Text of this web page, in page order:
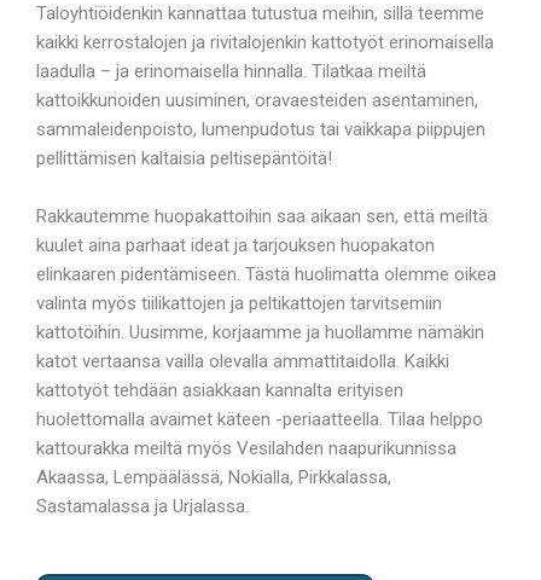
Taloyhtiöidenkin kannattaa tutustua meihin, sillä teemme
kaikki kerrostalojen ja rivitalojenkin kattotyöt erinomaisella
laadulla – ja erinomaisella hinnalla. Tilatkaa meiltä
kattoikkunoiden uusiminen, oravaesteiden asentaminen,
sammaleidenpoisto, lumenpudotus tai vaikkapa piippujen
pellittämisen kaltaisia peltisepäntöitä!
Rakkautemme huopakattoihin saa aikaan sen, että meiltä
kuulet aina parhaat ideat ja tarjouksen huopakaton
elinkaaren pidentämiseen. Tästä huolimatta olemme oikea
valinta myös tiilikattojen ja peltikattojen tarvitsemiin
kattotöihin. Uusimme, korjaamme ja huollamme nämäkin
katot vertaansa vailla olevalla ammattitaidolla. Kaikki
kattotyöt tehdään asiakkaan kannalta erityisen
huolettomalla avaimet käteen -periaatteella. Tilaa helppo
kattourakka meiltä myös Vesilahden naapurikunnissa
Akaassa, Lempäälässä, Nokialla, Pirkkalassa,
Sastamalassa ja Urjalassa.